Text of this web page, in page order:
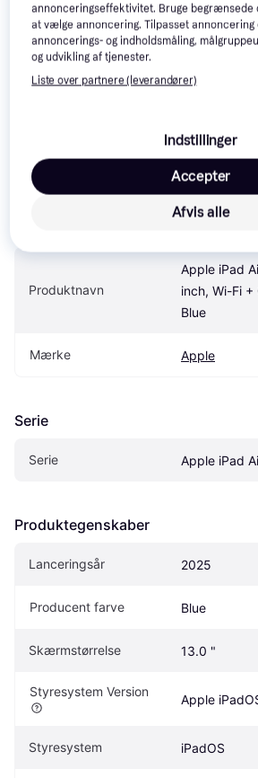
Laveste pris for Apple iPad Air M3
Wi-Fi + Cellular, 256GB Blue er -
pris lige nu blandt 3
Sammenlign:
Specifikationer
Produktnavn
Apple iPad
inch, Wi-Fi +
Blue
Mærke Apple
Serie
Serie Apple iPad
Produktegenskaber
Lanceringsår 2025
Producent farve Blue
Skærmstørrelse 13.0 "
Styresystem Version
Apple
Styresystem iPadOS
annonceringseffektivitet. Bruge begrænsede
at vælge annoncering. Tilpasset annoncering
annoncerings- og indholdsmåling,
og udvikling af tjenester.
Liste over partnere (leverandører)
Indstillinger
Afvis alle
Accepter